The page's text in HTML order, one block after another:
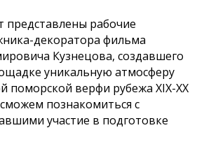
представлены рабочие
декоратора фильма
Кузнецова, создавшего
уникальную атмосферу
поморской верфи рубежа XIX-XX
познакомиться с
участие в подготовке